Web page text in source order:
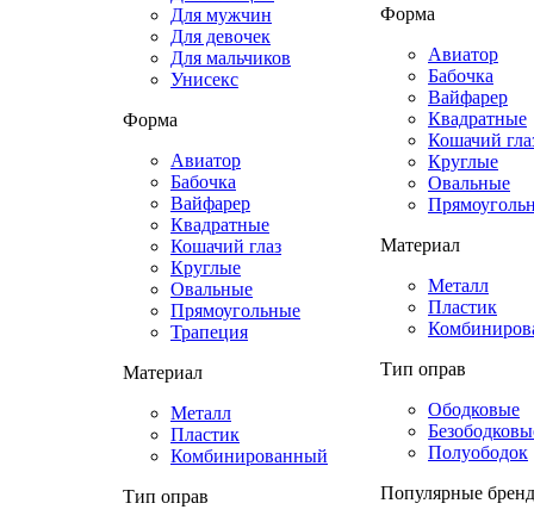
Для мужчин
Для девочек
Для мальчиков
Унисекс
Форма
Авиатор
Бабочка
Вайфарер
Квадратные
Кошачий глаз
Круглые
Овальные
Прямоугольные
Трапеция
Материал
Металл
Пластик
Комбинированный
Тип оправ
Форма
Авиатор
Бабочка
Вайфарер
Квадратные
Кошачий
Круглые
Овальные
Материал
Металл
Пластик
Тип оправ
Ободковые
Полуободок
Популярные